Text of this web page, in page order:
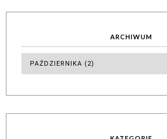
ARCHIWUM